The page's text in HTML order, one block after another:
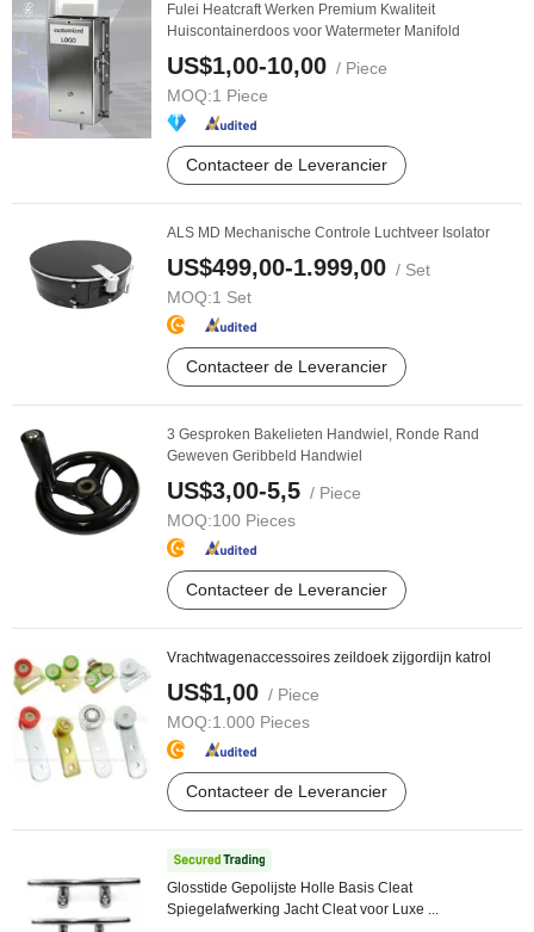
Fulei Heatcraft Werken Premium Kwaliteit
Huiscontainerdoos voor Watermeter Manifold
US$1,00-10,00 / Piece
MOQ:1 Piece
Contacteer de Leverancier
ALS MD Mechanische Controle Luchtveer Isolator
US$499,00-1.999,00 / Set
MOQ:1 Set
Contacteer de Leverancier
3 Gesproken Bakelieten Handwiel, Ronde Rand
Geweven Geribbeld Handwiel
US$3,00-5,5 / Piece
MOQ:100 Pieces
Contacteer de Leverancier
Vrachtwagenaccessoires zeildoek zijgordijn katrol
US$1,00 / Piece
MOQ:1.000 Pieces
Contacteer de Leverancier
Glosstide Gepolijste Holle Basis Cleat
Spiegelafwerking Jacht Cleat voor Luxe ...